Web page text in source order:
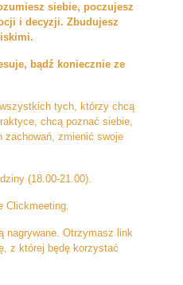
siebie, poczujesz
i decyzji. Zbudujesz
bądź koniecznie ze
tych, którzy chcą
chcą poznać siebie,
zachowań, zmienić swoje
(18.00-21.00).
Clickmeeting.
nagrywane. Otrzymasz link
z której będę korzystać